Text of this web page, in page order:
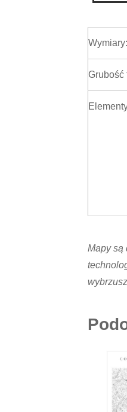
Wymiary:
Grubość
Mapy są